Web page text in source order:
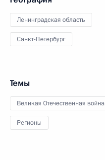
Ленинградская область
Санкт-Петербург
Темы
Великая Отечественная война
Регионы